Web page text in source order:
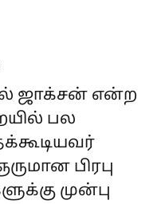
ஜாக்சன் என்ற
பல
பிரபு
முன்பு